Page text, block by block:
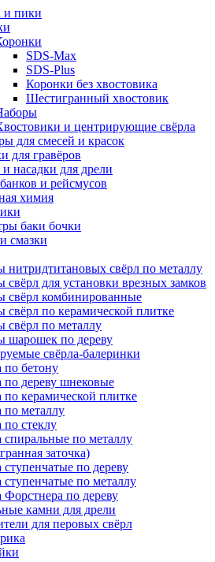
и пики
SDS-Max
SDS-Plus
Коронки без хвостовика
Шестигранный хвостовик
и центрирующие свёрла
для смесей и красок
для гравёров
насадки для дрели
и рейсмусов
химия
баки бочки
смазки
нитридтитановых свёрл по металлу
свёрл для установки врезных замков
свёрл комбинированные
свёрл по керамической плитке
свёрл по металлу
шарошек по дереву
свёрла-балеринки
по бетону
по дереву шнековые
по керамической плитке
по металлу
по стеклу
спиральные по металлу
заточка)
ступенчатые по дереву
ступенчатые по металлу
Форстнера по дереву
камни для дрели
для перовых свёрл